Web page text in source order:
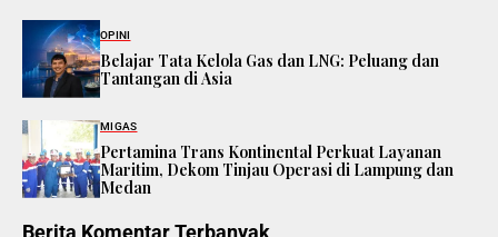
OPINI
Belajar Tata Kelola Gas dan LNG: Peluang dan
Tantangan di Asia
MIGAS
Pertamina Trans Kontinental Perkuat Layanan
Maritim, Dekom Tinjau Operasi di Lampung dan
Medan
Berita Komentar Terbanyak